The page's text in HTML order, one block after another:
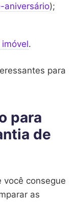
aniversário);
.
para
para
de
você consegue
as